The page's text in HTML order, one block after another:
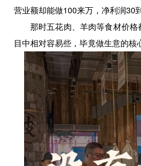
营业额却能做100来万，净利润30
那时五花肉、羊肉等食材价
目中相对容易些，毕竟做生意的核